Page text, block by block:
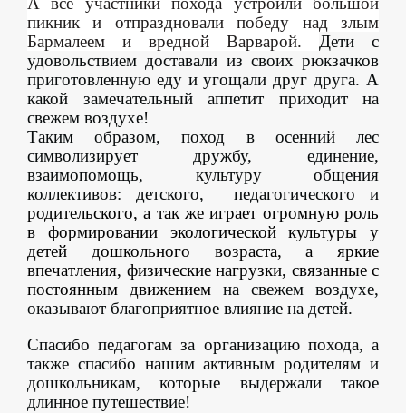
пикник и отпраздновали победу над злым
Бармалеем и вредной Варварой. Дети с
удовольствием доставали из своих рюкзачков
приготовленную еду и угощали друг друга. А
какой замечательный аппетит приходит на
свежем воздухе!
Таким образом, поход в осенний лес
символизирует дружбу, единение,
взаимопомощь, культуру общения
коллективов: детского, педагогического и
родительского, а так же играет огромную роль
в формировании экологической культуры у
детей дошкольного возраста, а яркие
впечатления, физические нагрузки, связанные с
постоянным движением на свежем воздухе,
оказывают благоприятное влияние на детей.
Спасибо педагогам за организацию похода, а
также спасибо нашим активным родителям и
дошкольникам, которые выдержали такое
длинное путешествие!